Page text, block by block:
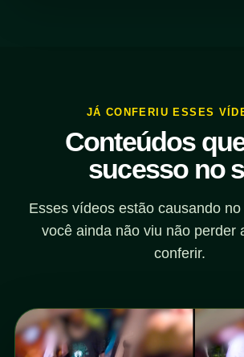
JÁ CONFERIU ESSES
Conteúdos
sucesso no
Esses vídeos estão causando
você ainda não viu não perder
conferir.